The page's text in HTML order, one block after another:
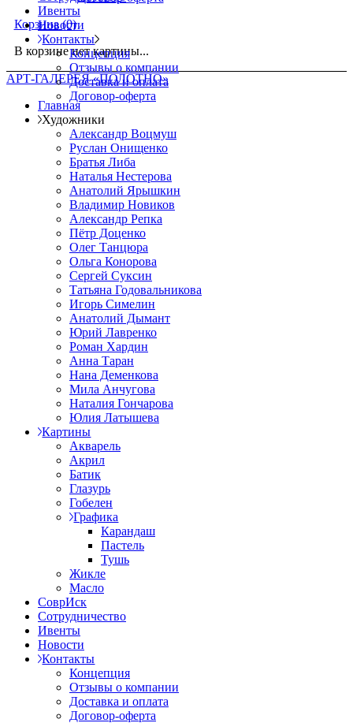
Корзина (0)
В корзине нет картины...
АРТ-ГАЛЕРЕЯ «ПОЛОТНО»
Главная
Художники
Александр Воцмуш
Руслан Онищенко
Братья Либа
Наталья Нестерова
Анатолий Ярышкин
Владимир Новиков
Александр Репка
Пётр Доценко
Олег Танцюра
Ольга Конорова
Сергей Суксин
Татьяна Годовальникова
Игорь Симелин
Анатолий Дымант
Юрий Лавренко
Роман Хардин
Анна Таран
Нана Деменкова
Мила Анчугова
Наталия Гончарова
Юлия Латышева
Картины
Акварель
Акрил
Батик
Глазурь
Гобелен
Графика
Карандаш
Пастель
Тушь
Жикле
Масло
СоврИск
Сотрудничество
Ивенты
Новости
Контакты
Концепция
Отзывы о компании
Доставка и оплата
Договор-оферта
Ивенты
Новости
Контакты
Концепция
Отзывы о компании
Доставка и оплата
Договор-оферта